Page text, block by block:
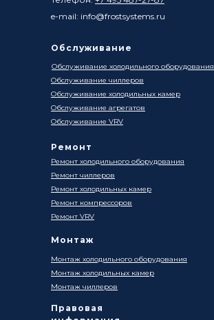
e-mail: info@frostsystems.ru
Ремонт
Ремонт холодильного оборудования
Ремонт чиллеров
Ремонт холодильных камер
Ремонт компрессоров
Ремонт VRV
Монтаж
Правовая
Монтаж холодильного оборудования
Монтаж чиллеров
Монтаж холодильных камер
Обслуживание
Обслуживание холодильного оборудования
Обслуживание чиллеров
Обслуживание холодильных камер
Обслуживание агрегатов
Обслуживание VRV